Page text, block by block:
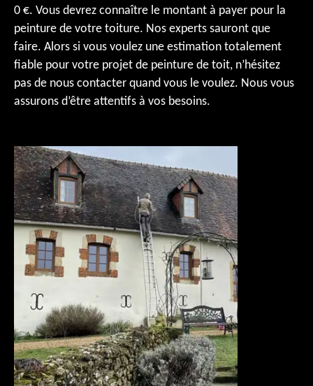
0 €. Vous devrez connaître le montant à payer pour la
peinture de votre toiture. Nos experts sauront que
faire. Alors si vous voulez une estimation totalement
fiable pour votre projet de peinture de toit, n’hésitez
pas de nous contacter quand vous le voulez. Nous vous
assurons d’être attentifs à vos besoins.